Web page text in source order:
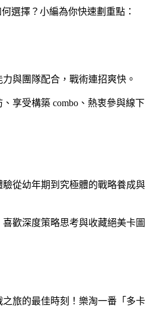
選擇？小編為你快速劃重點：
與團隊配合，戰術連招爽快。
享受構築 combo、熱衷參與線下
從幼年期到究極體的戰略養成與
歡深度策略思考與收藏絕美卡圖
旅的最佳時刻！樂淘一番「多卡